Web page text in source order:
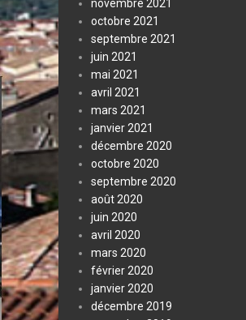
novembre 2021
octobre 2021
septembre 2021
juin 2021
mai 2021
avril 2021
mars 2021
janvier 2021
décembre 2020
octobre 2020
septembre 2020
août 2020
juin 2020
avril 2020
mars 2020
février 2020
janvier 2020
décembre 2019